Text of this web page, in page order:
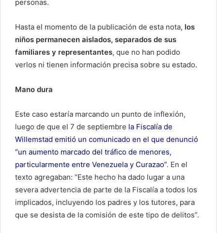
personas.
Hasta el momento de la publicación de esta nota, los
niños permanecen aislados, separados de sus
familiares y representantes, que no han podido
verlos ni tienen información precisa sobre su estado.
Mano dura
Este caso estaría marcando un punto de inflexión,
luego de que el 7 de septiembre la Fiscalía de
Willemstad emitió un comunicado en el que denunció
“un aumento marcado del tráfico de menores,
particularmente entre Venezuela y Curazao”. En el
texto agregaban: “Este hecho ha dado lugar a una
severa advertencia de parte de la Fiscalía a todos los
implicados, incluyendo los padres y los tutores, para
que se desista de la comisión de este tipo de delitos”.